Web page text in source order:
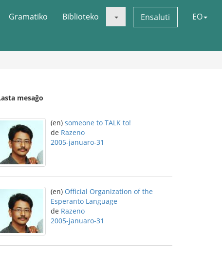
Gramatiko Biblioteko Ensaluti EO
mesaĝo
(en) someone to TALK to!
de Razeno
2005-januaro-31
(en) Official Organization of the
Esperanto Language
de Razeno
2005-januaro-31